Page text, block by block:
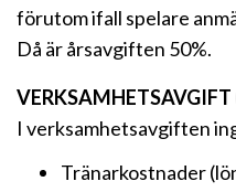
förutom ifall spelare
Då är årsavgiften 50%.
I verksamhetsavgiften
Tränarkostnader